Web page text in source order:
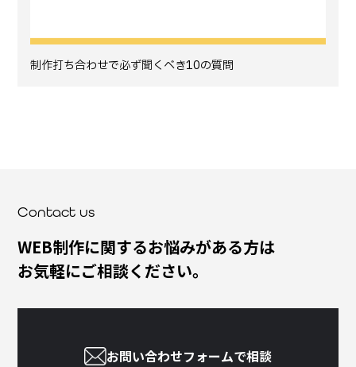
制作打ち合わせで必ず聞くべき10の質問
Contact us
WEB制作に関するお悩みがある方は
お気軽にご相談ください。
お問い合わせフォームで相談